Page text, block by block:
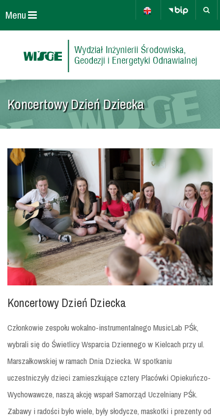
Menu
Koncertowy Dzień Dziecka
Koncertowy Dzień Dziecka
Członkowie zespołu wokalno-instrumentalnego MusicLab PŚk,
wybrali się do Świetlicy Wsparcia Dziennego w Kielcach przy ul.
Marszałkowskiej w ramach Dnia Dziecka. W spotkaniu
uczestniczyły dzieci zamieszkujące cztery Placówki Opiekuńczo-
Wychowawcze, naszą akcję wsparł Samorząd Uczelniany PŚk.
Zabawy i radości było wiele, były słodycze, maskotki i prezenty od